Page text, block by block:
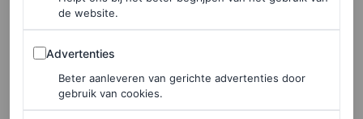
/30
Eleanor Roosevelt in 1941.
de website.
Advertenties
Advertenties
Beter aanleveren van gerichte advertenties door
gebruik van cookies.